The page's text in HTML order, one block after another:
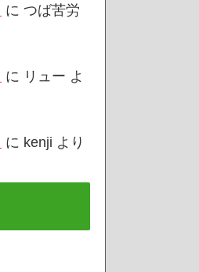
に つば苦労
に リュー よ
に kenji より